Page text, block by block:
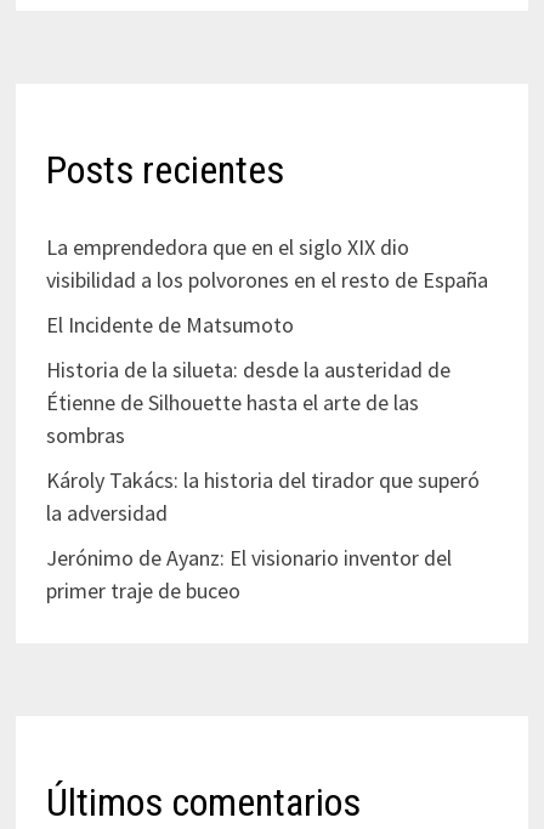
Posts recientes
La emprendedora que en el siglo XIX dio
visibilidad a los polvorones en el resto de España
El Incidente de Matsumoto
Historia de la silueta: desde la austeridad de
Étienne de Silhouette hasta el arte de las
sombras
Károly Takács: la historia del tirador que superó
la adversidad
Jerónimo de Ayanz: El visionario inventor del
primer traje de buceo
Últimos comentarios